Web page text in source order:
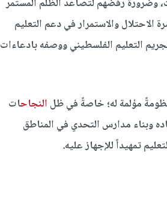
الاحتلال والاستمرار في دعم التعليم
التعليم الفلسطيني ووصفه بادعاءات
مؤلمة له؛ خاصةً في ظل النجاحات
وبناء مدارس التحدي في المناطق
تمهيداً للإجهاز عليه.